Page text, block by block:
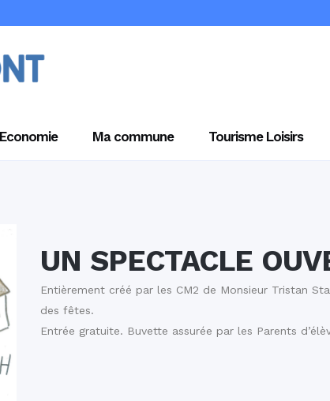
Economie Ma commune Tourisme Loisirs
UN SPECTACLE
Entièrement créé par les CM2 de Monsieur Tristan
des fêtes.
Entrée gratuite. Buvette assurée par les Parents